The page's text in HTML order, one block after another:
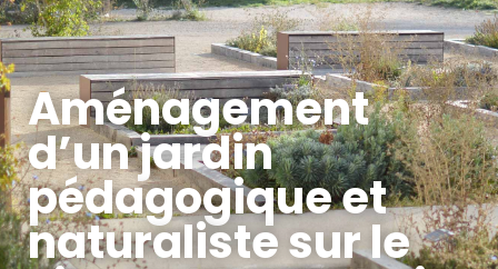
Aménagement
d’un jardin
pédagogique et
naturaliste sur le